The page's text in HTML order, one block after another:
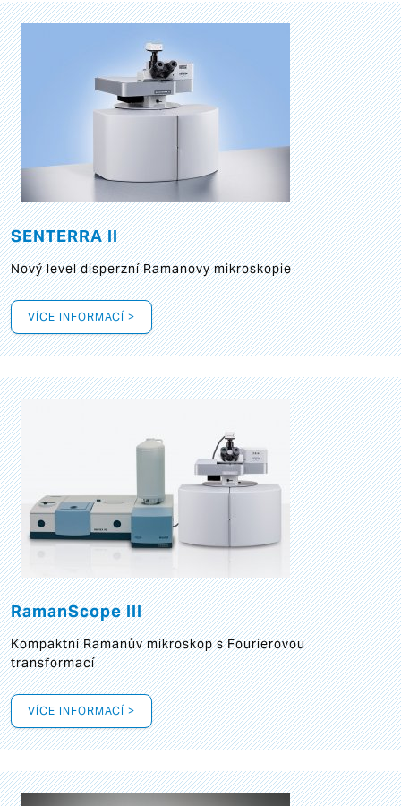
SENTERRA II
Nový level disperzní Ramanovy mikroskopie
VÍCE INFORMACÍ >
RamanScope III
Kompaktní Ramanův mikroskop s Fourierovou
transformací
VÍCE INFORMACÍ >